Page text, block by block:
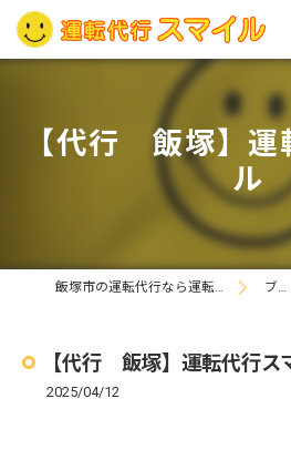
【代行 飯塚】運
ル
飯塚市の運転代行なら運転代行スマイル ブログ
【代行 飯塚】運転代行ス
2025/04/12